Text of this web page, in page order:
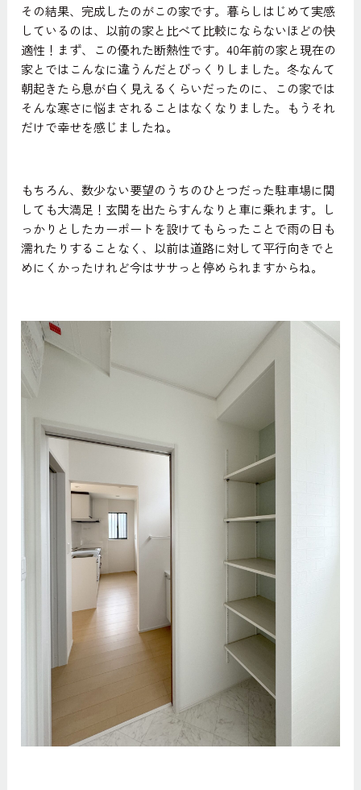
その結果、完成したのがこの家です。暮らしはじめて実感
しているのは、以前の家と比べて比較にならないほどの快
適性！まず、この優れた断熱性です。40年前の家と現在の
家とではこんなに違うんだとびっくりしました。冬なんて
朝起きたら息が白く見えるくらいだったのに、この家では
そんな寒さに悩まされることはなくなりました。もうそれ
だけで幸せを感じましたね。
もちろん、数少ない要望のうちのひとつだった駐車場に関
しても大満足！玄関を出たらすんなりと車に乗れます。し
っかりとしたカーポートを設けてもらったことで雨の日も
濡れたりすることなく、以前は道路に対して平行向きでと
めにくかったけれど今はササっと停められますからね。